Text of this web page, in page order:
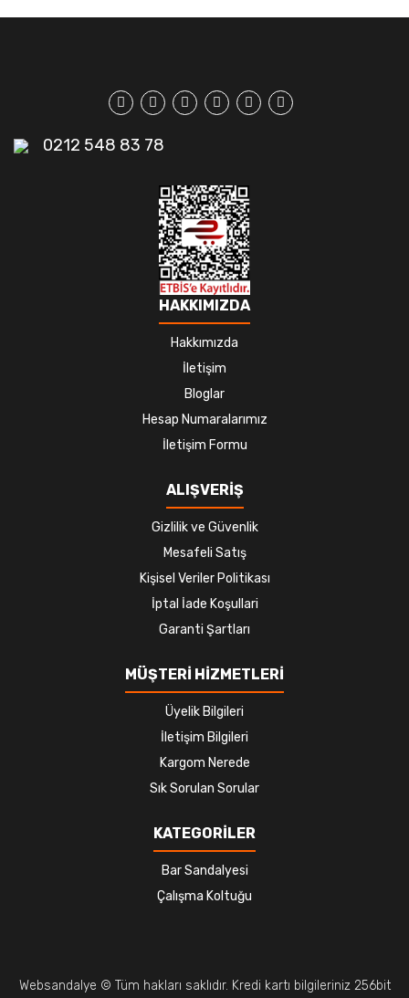
0212 548 83 78
HAKKIMIZDA
Hakkımızda
İletişim
Bloglar
Hesap Numaralarımız
İletişim Formu
ALIŞVERİŞ
Gizlilik ve Güvenlik
Mesafeli Satış
Kişisel Veriler Politikası
İptal İade Koşullari
Garanti Şartları
MÜŞTERİ HİZMETLERİ
Üyelik Bilgileri
İletişim Bilgileri
Kargom Nerede
Sık Sorulan Sorular
KATEGORİLER
Bar Sandalyesi
Çalışma Koltuğu
Websandalye © Tüm hakları saklıdır. Kredi kartı bilgileriniz 256bit